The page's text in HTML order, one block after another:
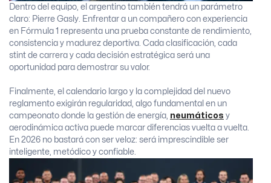
Dentro del equipo, el argentino también tendrá un parámetro
claro: Pierre Gasly. Enfrentar a un compañero con experiencia
en Fórmula 1 representa una prueba constante de rendimiento,
consistencia y madurez deportiva. Cada clasificación, cada
stint de carrera y cada decisión estratégica será una
oportunidad para demostrar su valor.
Finalmente, el calendario largo y la complejidad del nuevo
reglamento exigirán regularidad, algo fundamental en un
campeonato donde la gestión de energía, neumáticos y
aerodinámica activa puede marcar diferencias vuelta a vuelta.
En 2026 no bastará con ser veloz: será imprescindible ser
inteligente, metódico y confiable.